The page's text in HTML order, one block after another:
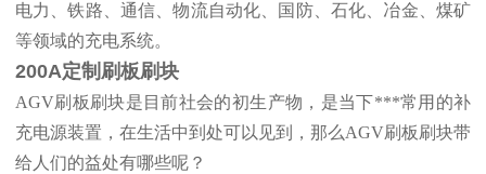
电力、铁路、通信、物流自动化、国防、石化、冶金、煤矿
等领域的充电系统。
200A定制刷板刷块
AGV刷板刷块是目前社会的初生产物，是当下***常用的补
充电源装置，在生活中到处可以见到，那么AGV刷板刷块带
给人们的益处有哪些呢？